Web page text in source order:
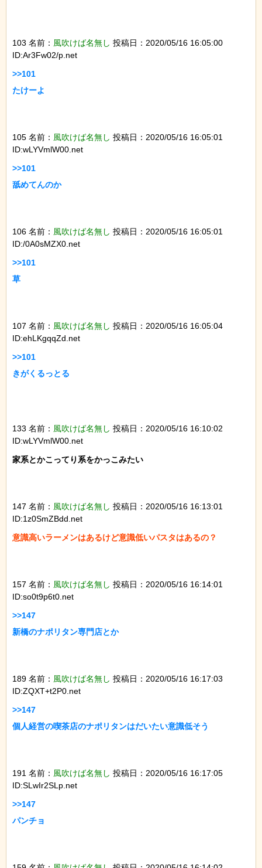
103 名前： 風吹けば名無し 投稿日：2020/05/16 16:05:00
ID:Ar3Fw02/p.net
>>101
たけーよ
105 名前： 風吹けば名無し 投稿日：2020/05/16 16:05:01
ID:wLYVmlW00.net
>>101
舐めてんのか
106 名前： 風吹けば名無し 投稿日：2020/05/16 16:05:01
ID:/0A0sMZX0.net
>>101
草
107 名前： 風吹けば名無し 投稿日：2020/05/16 16:05:04
ID:ehLKgqqZd.net
>>101
きがくるっとる
133 名前： 風吹けば名無し 投稿日：2020/05/16 16:10:02
ID:wLYVmlW00.net
家系とかこってり系をかっこみたい
147 名前： 風吹けば名無し 投稿日：2020/05/16 16:13:01
ID:1z0SmZBdd.net
意識高いラーメンはあるけど意識低いパスタはあるの？
157 名前： 風吹けば名無し 投稿日：2020/05/16 16:14:01
ID:so0t9p6t0.net
>>147
新橋のナポリタン専門店とか
189 名前： 風吹けば名無し 投稿日：2020/05/16 16:17:03
ID:ZQXT+t2P0.net
>>147
個人経営の喫茶店のナポリタンはだいたい意識低そう
191 名前： 風吹けば名無し 投稿日：2020/05/16 16:17:05
ID:SLwIr2SLp.net
>>147
パンチョ